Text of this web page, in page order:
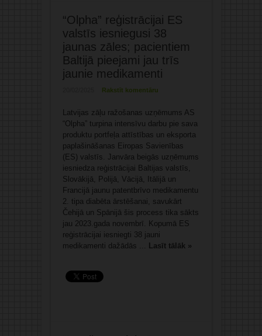
“Olpha” reģistrācijai ES
valstīs iesniegusi 38
jaunas zāles; pacientiem
Baltijā pieejami jau trīs
jaunie medikamenti
Rakstīt komentāru
Latvijas zāļu ražošanas uzņēmums AS
“Olpha” turpina intensīvu darbu pie sava
produktu portfeļa attīstības un eksporta
paplašināšanas Eiropas Savienības
(ES) valstīs. Janvāra beigās uzņēmums
iesniedza reģistrācijai Baltijas valstīs,
Slovākijā, Polijā, Vācijā, Itālijā un
Francijā jaunu patentbrīvo medikamentu
2. tipa diabēta ārstēšanai, savukārt
Čehijā un Spānijā šis process tika sākts
jau 2023.gada novembrī. Kopumā ES
reģistrācijai iesniegti 38 jauni
medikamenti dažādās ... Lasīt tālāk »